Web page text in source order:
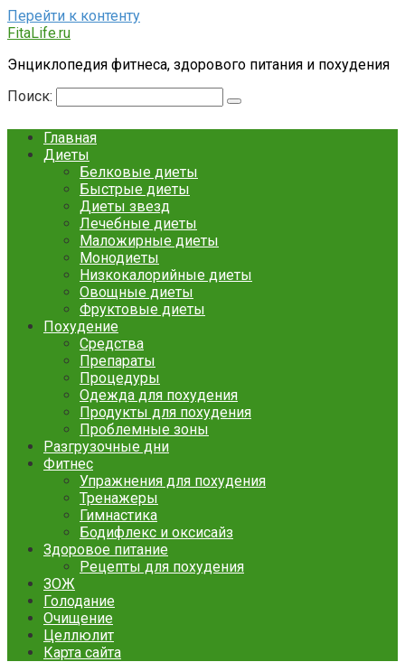
Перейти к контенту
FitaLife.ru
Энциклопедия фитнеса, здорового питания и похудения
Поиск:
Главная
Диеты
Белковые диеты
Быстрые диеты
Диеты звезд
Лечебные диеты
Маложирные диеты
Монодиеты
Низкокалорийные диеты
Овощные диеты
Фруктовые диеты
Похудение
Средства
Препараты
Процедуры
Одежда для похудения
Продукты для похудения
Проблемные зоны
Разгрузочные дни
Фитнес
Упражнения для похудения
Тренажеры
Гимнастика
Бодифлекс и оксисайз
Здоровое питание
Рецепты для похудения
ЗОЖ
Голодание
Очищение
Целлюлит
Карта сайта